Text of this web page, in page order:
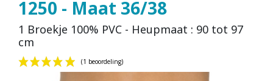
1250 - Maat 36/38
1 Broekje 100% PVC - Heupmaat : 90 tot 97
cm